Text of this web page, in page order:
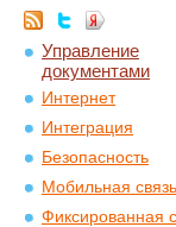
Управление
документами
Интернет
Интеграция
Безопасность
Мобильная связь
Фиксированная